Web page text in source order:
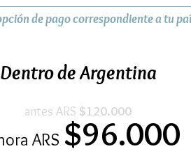
de pago correspondiente a tu
Dentro de Argentina
antes ARS $120.000
ARS $96.000